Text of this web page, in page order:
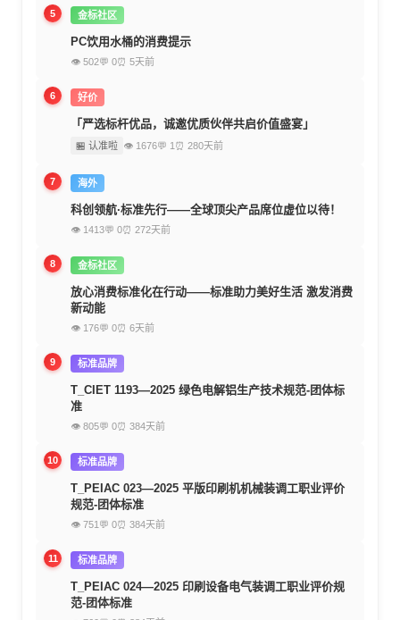
5 金标社区
PC饮用水桶的消费提示
👁 502💬 0⏰ 5天前
6 好价
「严选标杆优品，诚邀优质伙伴共启价值盛宴」
🏪 认准啦 👁 1676💬 1 ⏰ 280天前
7 海外
科创领航·标准先行——全球顶尖产品席位虚位以待！
👁 1413💬 0⏰ 272天前
8 金标社区
放心消费标准化在行动——标准助力美好生活 激发消费
新动能
👁 176💬 0⏰ 6天前
9 标准品牌
T_CIET 1193—2025 绿色电解铝生产技术规范-团体标
准
👁 805💬 0⏰ 384天前
10 标准品牌
T_PEIAC 023—2025 平版印刷机机械装调工职业评价
规范-团体标准
👁 751 💬 0⏰ 384天前
11 标准品牌
T_PEIAC 024—2025 印刷设备电气装调工职业评价规
范-团体标准